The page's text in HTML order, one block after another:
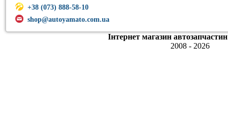
+38 (073) 888-58-10
shop@autoyamato.com.ua
Інтернет магазин
2008 - 2026